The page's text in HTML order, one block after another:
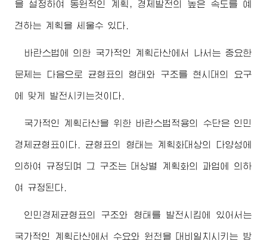
을 설정하여 동원적인 계획, 경제발전의 높은 속도를 예
견하는 계획을 세울수 있다.
바란스법에 의한 국가적인 계획타산에서 나서는 중요한
문제는 다음으로 균형표의 형태와 구조를 현시대의 요구
에 맞게 발전시키는것이다.
국가적인 계획타산을 위한 바란스법적용의 수단은 인민
경제균형표이다. 균형표의 형태는 계획화대상의 다양성에
의하여 규정되며 그 구조는 대상별 계획화의 과업에 의하
여 규정된다.
인민경제균형표의 구조와 형태를 발전시킴에 있어서는
국가적인 계획타산에서 수요와 원천을 대비일치시키는 방